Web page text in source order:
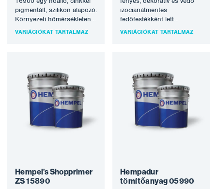
pigmentált, szilikon alapozó.
Környezeti hőmérsékleten
szárad, és 400°C-ig ellenáll
VARIÁCIÓKAT TARTALMAZ
izocianátmentes
fedőfestékként lett
kifejlesztve az acél
VARIÁCIÓKAT TARTALMAZ
Hempel’s Shopprimer
ZS 15890
Hempadur
tömítőanyag 05990